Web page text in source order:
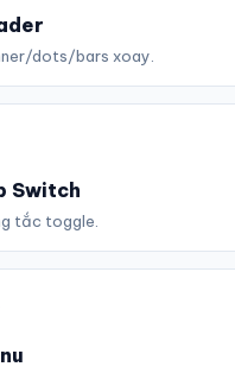
dots/bars xoay.
Switch
tắc toggle.